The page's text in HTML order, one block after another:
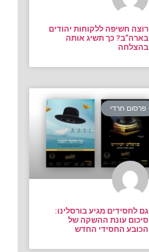
רוצה חשיפה ללקוחות יהודים
בארה”ב? כך תשיג אותה
בהצלחה
פרסום חרדי
גם לחסידים מגיע בורסלינו:
סיכום עונת ההשקה של
הכובע החסידי החדש